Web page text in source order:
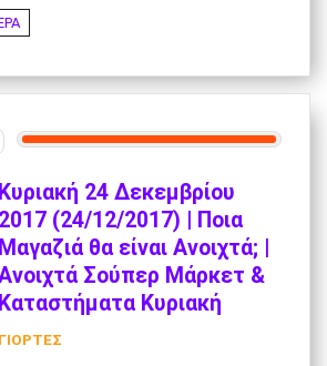
Κυριακή 24 Δεκεμβρίου
2017 (24/12/2017) | Ποια
Μαγαζιά θα είναι Ανοιχτά; |
Σούπερ Μάρκετ &
Καταστήματα Κυριακή
ΓΙΟΡΤΕΣ